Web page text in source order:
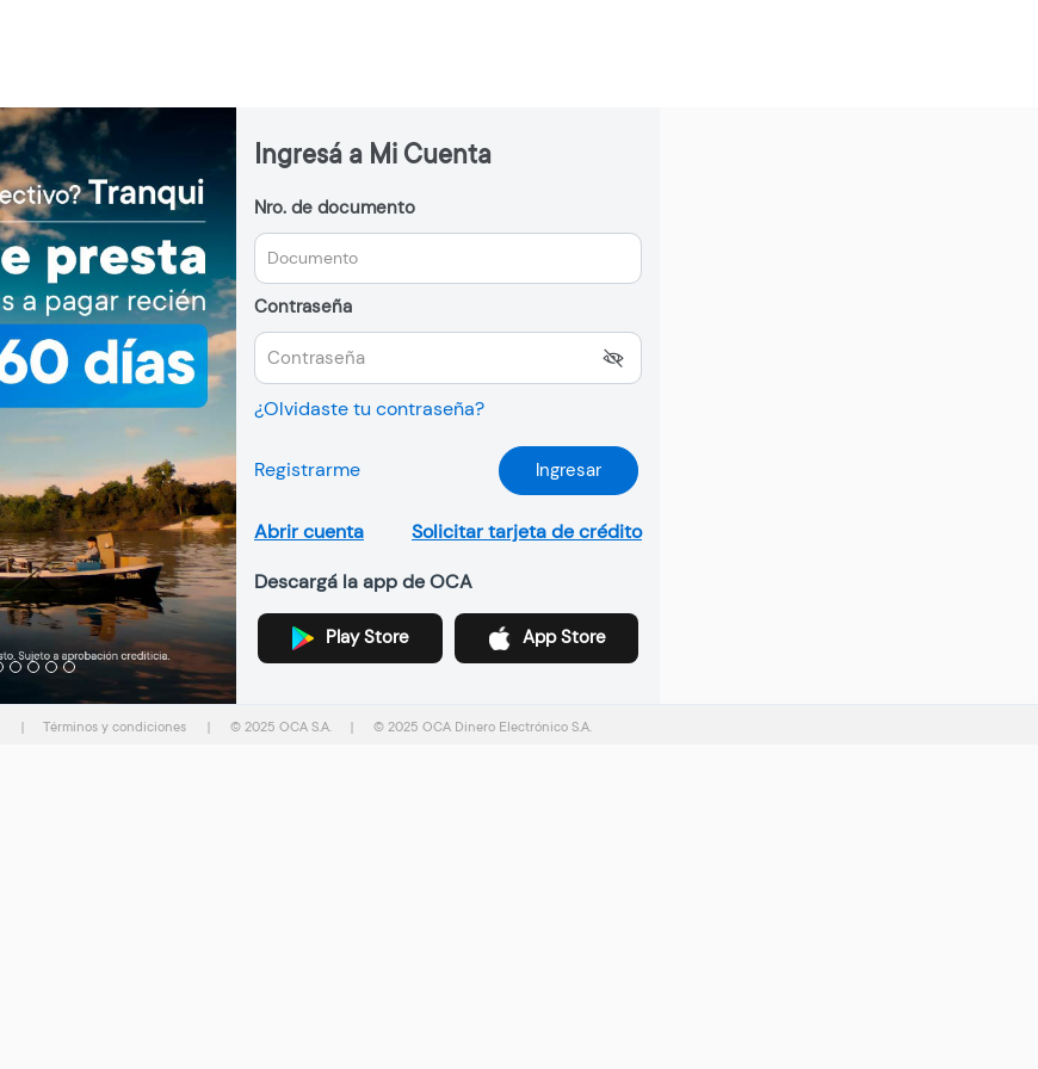
Ingresá a Mi Cuenta
Nro. de documento
Contraseña
¿Olvidaste tu contraseña?
Registrarme Ingresar
Abrir cuenta Solicitar tarjeta de crédito
Descargá la app de OCA
Play Store App Store
Términos y condiciones © 2025 OCA S.A. © 2025 OCA Dinero Electrónico S.A.